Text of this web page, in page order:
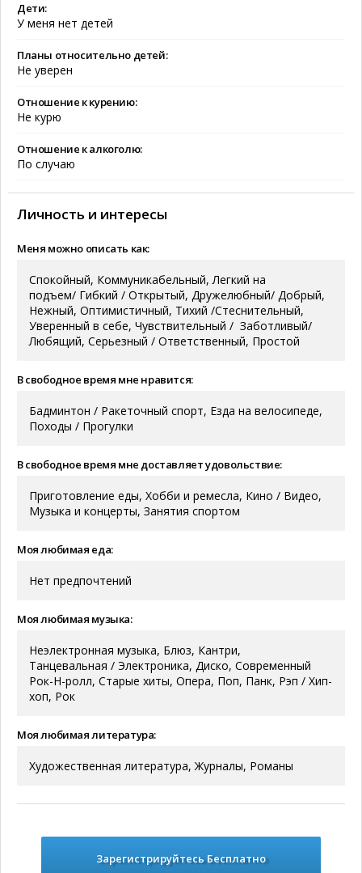
Дети:
У меня нет детей
Планы относительно детей:
Не уверен
Отношение к курению:
Не курю
Отношение к алкоголю:
По случаю
Личность и интересы
Меня можно описать как:
Спокойный, Коммуникабельный, Легкий на
подъем/ Гибкий / Открытый, Дружелюбный/ Добрый,
Нежный, Оптимистичный, Тихий /Стеснительный,
Уверенный в себе, Чувствительный / Заботливый/
Любящий, Серьезный / Ответственный, Простой
В свободное время мне нравится:
Бадминтон / Ракеточный спорт, Езда на велосипеде,
Походы / Прогулки
В свободное время мне доставляет удовольствие:
Приготовление еды, Хобби и ремесла, Кино / Видео,
Музыка и концерты, Занятия спортом
Моя любимая еда:
Нет предпочтений
Моя любимая музыка:
Неэлектронная музыка, Блюз, Кантри,
Танцевальная / Электроника, Диско, Современный
Рок-Н-ролл, Старые хиты, Опера, Поп, Панк, Рэп / Хип-
хоп, Рок
Моя любимая литература:
Художественная литература, Журналы, Романы
Зарегистрируйтесь Бесплатно